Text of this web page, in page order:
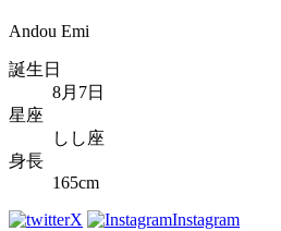
Andou Emi
誕生日
8月7日
星座
しし座
身長
165cm
X
Instagram